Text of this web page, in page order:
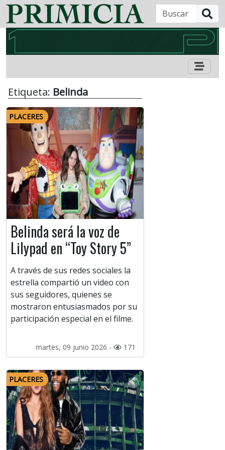
Etiqueta: Belinda
PLACERES
Belinda será la voz de
Lilypad en “Toy Story 5”
A través de sus redes sociales la
estrella compartió un video con
sus seguidores, quienes se
mostraron entusiasmados por su
participación especial en el filme.
martes, 09 junio 2026 - 171
PLACERES